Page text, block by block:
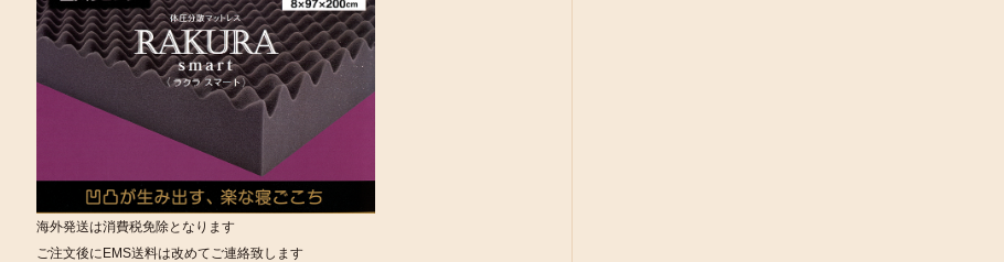
海外発送は消費税免除となります
ご注文後にEMS送料は改めてご連絡致します